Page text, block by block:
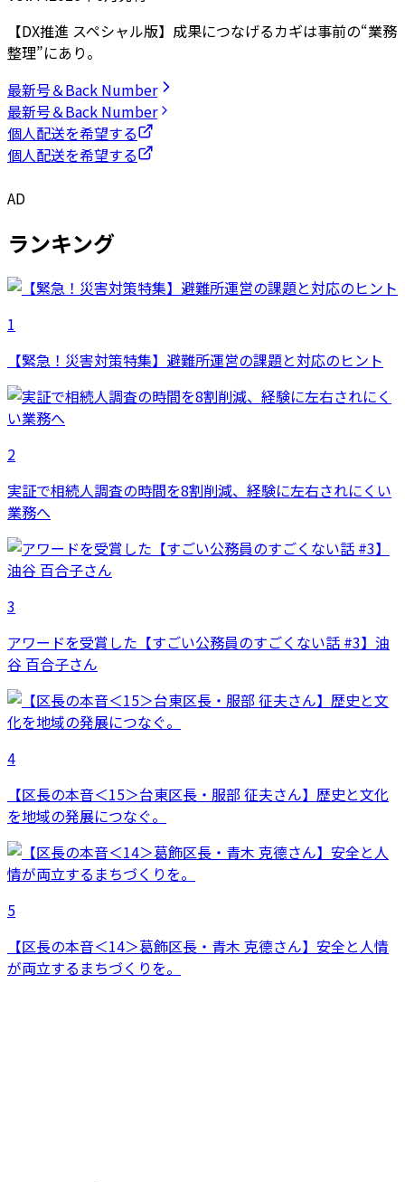
【DX推進 スペシャル版】成果につなげるカギは事前の“業務
整理”にあり。
最新号＆Back Number
最新号＆Back Number
個人配送を希望する
個人配送を希望する
AD
ランキング
1
【緊急！災害対策特集】避難所運営の課題と対応のヒント
2
実証で相続人調査の時間を8割削減、経験に左右されにくい
業務へ
3
アワードを受賞した【すごい公務員のすごくない話 #3】油
谷 百合子さん
4
【区長の本音＜15＞台東区長・服部 征夫さん】歴史と文化
を地域の発展につなぐ。
5
【区長の本音＜14＞葛飾区長・青木 克德さん】安全と人情
が両立するまちづくりを。